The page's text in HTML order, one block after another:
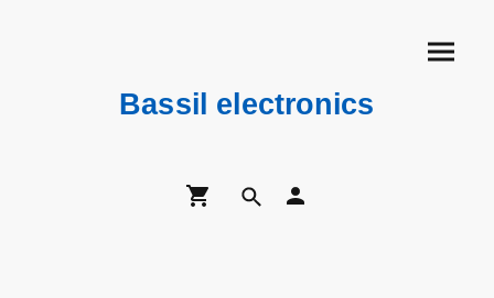
Bassil electronics